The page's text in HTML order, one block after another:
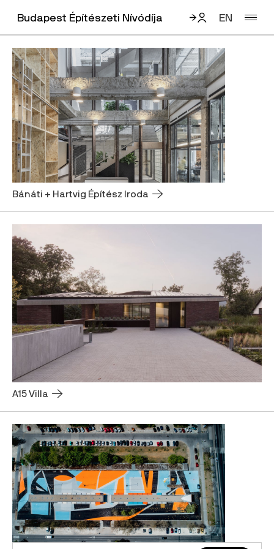
Budapest Építészeti Nívódíja
Email
Jelszó
Elfelejtett jelszó
Először van itt?
Regisztráljon!
Bejelentkezés
EN
Mutasd mindet
Bánáti + Hartvig Építész Iroda 🡢
A15 Villa 🡢